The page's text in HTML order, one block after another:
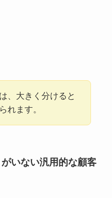
、大きく分けると
れます。
がいない汎用的な顧客